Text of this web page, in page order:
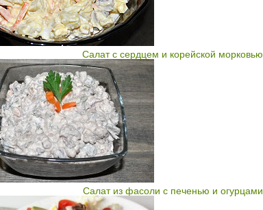
Салат с сердцем и корейской морковью
Салат из фасоли с печенью и огурцами